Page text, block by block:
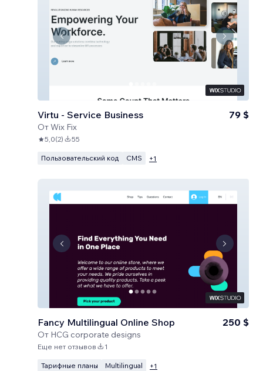
Virtu - Service Business
ОтWix Fix
79 $
5,0(2) 55
Пользовательский код CMS +1
Fancy Multilingual Online Shop
От HCG corporate designs
250 $
Еще нет отзывов 1
Тарифные планы Multilingual +1